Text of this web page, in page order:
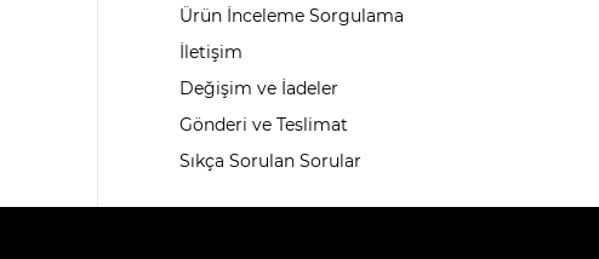
Ürün İnceleme Sorgulama
İletişim
Değişim ve İadeler
Gönderi ve Teslimat
Sıkça Sorulan Sorular